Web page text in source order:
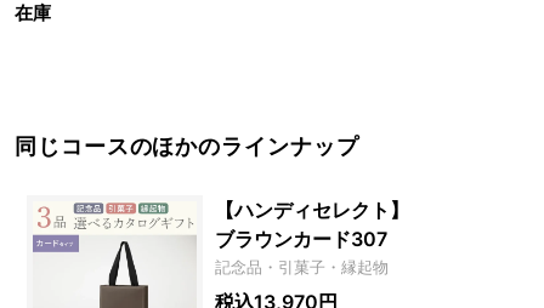
在庫
同じコースのほかのラインナップ
【ハンディセレクト】
ブラウンカード307
記念品・引菓子・縁起物
税込13,970円